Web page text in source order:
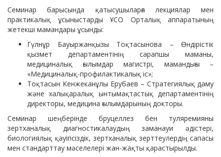
Семинар барысында қатысушыларға лекциялар мен
практикалық ұсыныстарды ҰСО Орталық аппаратының
жетекші мамандары ұсынды:
Гүлнұр Бауыржанқызы Тоқтасынова – Өндірістік
қызмет департаментінің сарапшы маманы,
медициналық ғылымдар магистрі, мамандығы –
«Медициналық-профилактикалық іс»;
Тоқтасын Кенжеканұлы Ерубаев – Стратегиялық даму
және халықаралық ынтымақтастық департаментінің
директоры, медицина ғылымдарының докторы.
Семинар шеңберінде бруцеллез бен туляремияны
зертханалық диагностикалаудың заманауи әдістері,
биологиялық қауіпсіздік, зертханалық зерттеулердің сапасы
мен стандарттау мәселелері жан-жақты қарастырылды.